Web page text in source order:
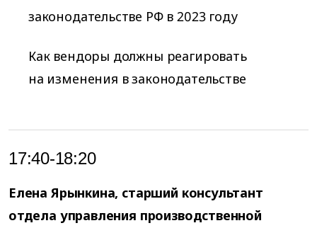
законодательстве РФ в 2023 году
Как вендоры должны реагировать
на изменения в законодательстве
17:40-18:20
Елена Ярынкина, старший консультант
отдела управления производственной